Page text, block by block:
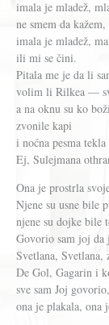
imala je mladež,
ne smem da kažem,
imala je mladež,
ili mi se čini.
Pitala me je da li
volim li Rilkea —
a na oknu su ko
zvonile kapi
i noćna pesma
Ej, Sulejmana
Ona je prostrla
Njene su usne bile
njene su dojke bile
Govorio sam joj da
Svetlana,
De Gol, Gagarin i
sve sam Joj govorio,
ona je plakala, ona